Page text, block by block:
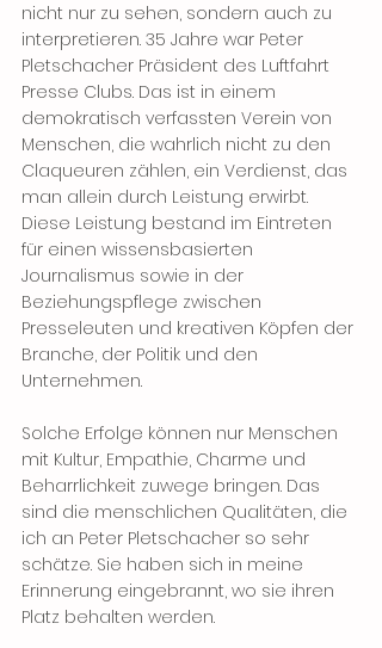
nicht nur zu sehen, sondern auch zu
interpretieren. 35 Jahre war Peter
Pletschacher Präsident des Luftfahrt
Presse Clubs. Das ist in einem
demokratisch verfassten Verein von
Menschen, die wahrlich nicht zu den
Claqueuren zählen, ein Verdienst, das
man allein durch Leistung erwirbt.
Diese Leistung bestand im Eintreten
für einen wissensbasierten
Journalismus sowie in der
Beziehungspflege zwischen
Presseleuten und kreativen Köpfen der
Branche, der Politik und den
Unternehmen.
Solche Erfolge können nur Menschen
mit Kultur, Empathie, Charme und
Beharrlichkeit zuwege bringen. Das
sind die menschlichen Qualitäten, die
ich an Peter Pletschacher so sehr
schätze. Sie haben sich in meine
Erinnerung eingebrannt, wo sie ihren
Platz behalten werden.